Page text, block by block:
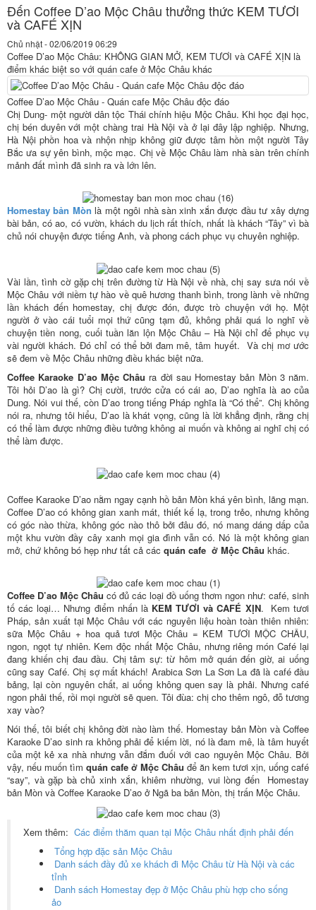
Đến Coffee D’ao Mộc Châu thưởng thức KEM TƯƠI
và CAFÉ XỊN
Chủ nhật - 02/06/2019 06:29
Coffee D’ao Mộc Châu: KHÔNG GIAN MỞ, KEM TƯƠI và CAFÉ XỊN là
điểm khác biệt so với quán cafe ở Mộc Châu khác
Coffee D’ao Mộc Châu - Quán cafe Mộc Châu độc đáo
Chị Dung- một người dân tộc Thái chính hiệu Mộc Châu. Khi học đại học,
chị bén duyên với một chàng trai Hà Nội và ở lại đây lập nghiệp. Nhưng,
Hà Nội phồn hoa và nhộn nhịp không giữ được tâm hồn một người Tây
Bắc ưa sự yên bình, mộc mạc. Chị về Mộc Châu làm nhà sàn trên chính
mảnh đất mình đã sinh ra và lớn lên.
Homestay bản Mòn là một ngôi nhà sàn xinh xắn được đầu tư xây dựng
bài bản, có ao, có vườn, khách du lịch rất thích, nhất là khách “Tây” vì bà
chủ nói chuyện được tiếng Anh, và phong cách phục vụ chuyên nghiệp.
Vài lần, tình cờ gặp chị trên đường từ Hà Nội về nhà, chị say sưa nói về
Mộc Châu với niềm tự hào về quê hương thanh bình, trong lành về những
lần khách đến homestay, chị được đón, được trò chuyện với họ. Một
người ở vào cái tuổi mọi thứ cũng tạm đủ, không phải quá lo nghĩ về
chuyện tiền nong, cuối tuần lăn lộn Mộc Châu – Hà Nội chỉ để phục vụ
vài người khách. Đó chỉ có thể bởi đam mê, tâm huyết. Và chị mơ ước
sẽ đem về Mộc Châu những điều khác biệt nữa.
Coffee Karaoke D’ao Mộc Châu ra đời sau Homestay bản Mòn 3 năm.
Tôi hỏi D’ao là gì? Chị cười, trước cửa có cái ao, D’ao nghĩa là ao của
Dung. Nói vui thế, còn D’ao trong tiếng Pháp nghĩa là “Có thể”. Chị không
nói ra, nhưng tôi hiểu, D’ao là khát vọng, cũng là lời khẳng định, rằng chị
có thể làm được những điều tưởng không ai muốn và không ai nghĩ chị có
thể làm được.
Coffee Karaoke D’ao nằm ngay cạnh hồ bản Mòn khá yên bình, lãng mạn.
Coffee D’ao có không gian xanh mát, thiết kế lạ, trong trẻo, nhưng không
có góc nào thừa, không góc nào thô bởi đâu đó, nó mang dáng dấp của
một khu vườn đầy cây xanh mọi gia đình vẫn có. Nó là một không gian
mở, chứ không bó hẹp như tất cả các quán cafe ở Mộc Châu khác.
Coffee D’ao Mộc Châu có đủ các loại đồ uống thơm ngon như: café, sinh
tố các loại… Nhưng điểm nhấn là KEM TƯƠI và CAFÉ XỊN. Kem tươi
Pháp, sản xuất tại Mộc Châu với các nguyên liệu hoàn toàn thiên nhiên:
sữa Mộc Châu + hoa quả tươi Mộc Châu = KEM TƯƠI MỘC CHÂU,
ngon, ngọt tự nhiên. Kem độc nhất Mộc Châu, nhưng riêng món Café lại
đang khiến chị đau đầu. Chị tâm sự: từ hôm mở quán đến giờ, ai uống
cũng say Café. Chị sợ mất khách! Arabica Sơn La Sơn La đã là café đầu
bảng, lại còn nguyên chất, ai uống không quen say là phải. Nhưng café
ngon phải thế, rồi mọi người sẽ quen. Tôi đùa: chị cho thêm ngô, đỗ tương
xay vào?
Nói thế, tôi biết chị không đời nào làm thế. Homestay bản Mòn và Coffee
Karaoke D’ao sinh ra không phải để kiếm lời, nó là đam mê, là tâm huyết
của một kẻ xa nhà nhưng vẫn đắm đuối với cao nguyên Mộc Châu. Bởi
vậy, nếu muốn tìm quán cafe ở Mộc Châu để ăn kem tươi xịn, uống café
“say”, và gặp bà chủ xinh xắn, khiêm nhường, vui lòng đến Homestay
bản Mòn và Coffee Karaoke D’ao ở Ngã ba bản Mòn, thị trấn Mộc Châu.
Xem thêm: Các điểm thăm quan tại Mộc Châu nhất định phải đến
Tổng hợp đặc sản Mộc Châu
Danh sách đầy đủ xe khách đi Mộc Châu từ Hà Nội và các
tỉnh
Danh sách Homestay đẹp ở Mộc Châu phù hợp cho sống
ảo